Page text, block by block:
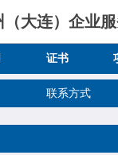
大连）企业
证书
联系方式